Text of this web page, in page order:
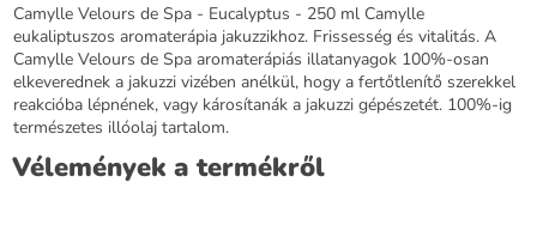
Camylle Velours de Spa - Eucalyptus - 250 ml Camylle
eukaliptuszos aromaterápia jakuzzikhoz. Frissesség és vitalitás. A
Camylle Velours de Spa aromaterápiás illatanyagok 100%-osan
elkeverednek a jakuzzi vizében anélkül, hogy a fertőtlenítő szerekkel
reakcióba lépnének, vagy károsítanák a jakuzzi gépészetét. 100%-ig
természetes illóolaj tartalom.
Vélemények a termékről